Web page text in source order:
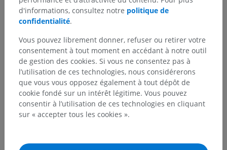
d'informations, consultez notre politique de
confidentialité.
Vous pouvez librement donner, refuser ou retirer votre
consentement à tout moment en accédant à notre outil
de gestion des cookies. Si vous ne consentez pas à
l’utilisation de ces technologies, nous considérerons
que vous vous opposez également à tout dépôt de
cookie fondé sur un intérêt légitime. Vous pouvez
consentir à l’utilisation de ces technologies en cliquant
sur « accepter tous les cookies ».